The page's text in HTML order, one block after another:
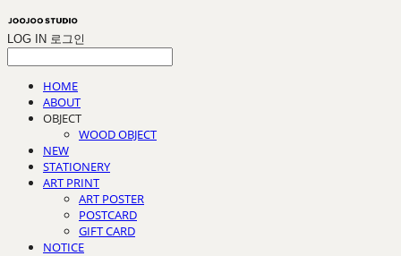
LOG IN 로그인
HOME
ABOUT
OBJECT
WOOD OBJECT
NEW
STATIONERY
ART PRINT
ART POSTER
POSTCARD
GIFT CARD
NOTICE